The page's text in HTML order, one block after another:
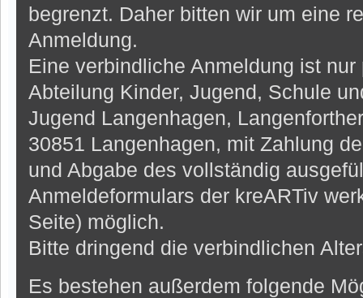
begrenzt. Daher bitten wir um eine
Anmeldung.
Eine verbindliche Anmeldung ist
Abteilung Kinder, Jugend, Schule
Jugend Langenhagen,
30851 Langenhagen, mit Zahlung
und Abgabe des vollständig
Anmeldeformulars der kreARTiv
Seite) möglich.
Bitte dringend die verbindlichen
Es bestehen außerdem folgende